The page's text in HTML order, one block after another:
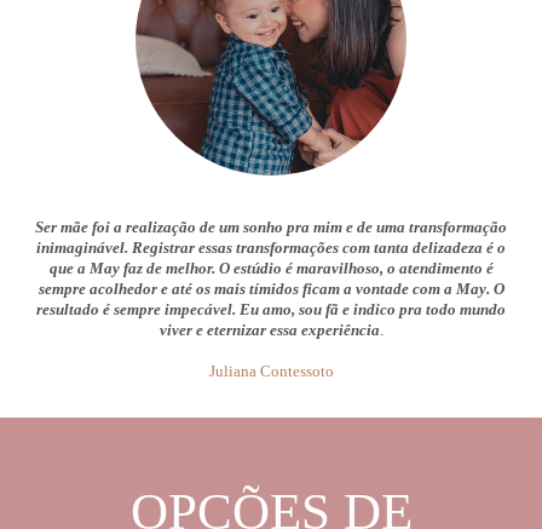
Ser mãe foi a realização de um sonho pra mim e de uma transformação
inimaginável. Registrar essas transformações com tanta delizadeza é o
que a May faz de melhor. O estúdio é maravilhoso, o atendimento é
sempre acolhedor e até os mais tímidos ficam a vontade com a May. O
resultado é sempre impecável. Eu amo, sou fã e indico pra todo mundo
viver e eternizar essa experiência
Juliana Contessoto
OPÇÕES DE